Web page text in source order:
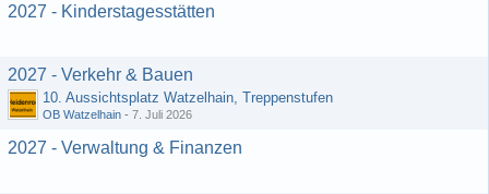
2027 - Kinderstagesstätten
2027 - Verkehr & Bauen
10. Aussichtsplatz Watzelhain, Treppenstufen
OB Watzelhain - 7. Juli 2026
2027 - Verwaltung & Finanzen